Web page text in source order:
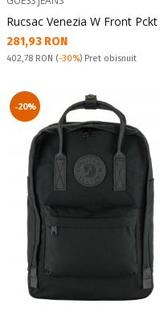
Rucsac Venezia W Front Pckt
Текуща цена:
281,93 RON
Pret obisnuit:
402,78 RON (-30%) Pret obisnuit
-20%